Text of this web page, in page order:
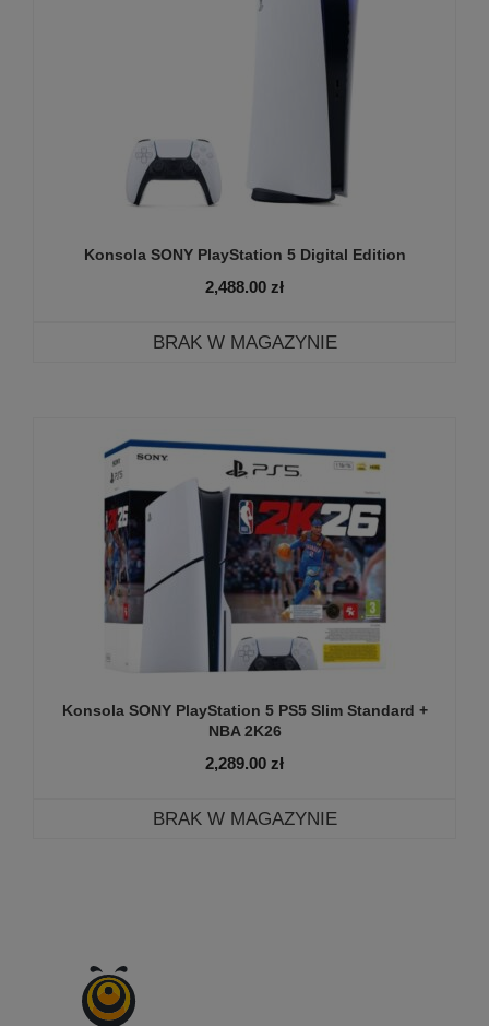
Konsola SONY PlayStation 5 Digital Edition
2,488.00 zł
BRAK W MAGAZYNIE
Konsola SONY PlayStation 5 PS5 Slim Standard +
NBA 2K26
2,289.00 zł
BRAK W MAGAZYNIE